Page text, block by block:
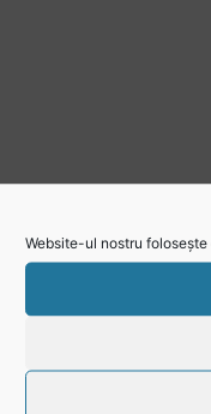
Website-ul nostru